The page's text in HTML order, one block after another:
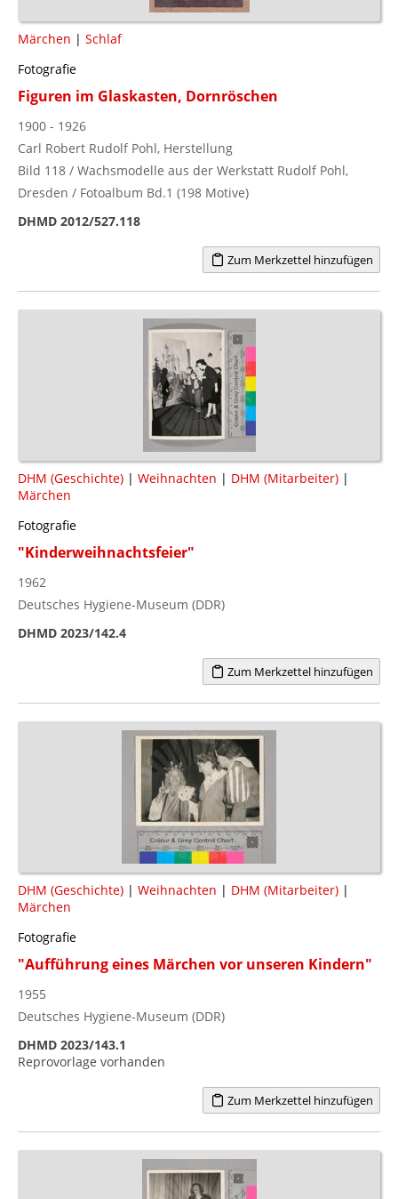
Märchen | Schlaf
Fotografie
Figuren im Glaskasten, Dornröschen
1900 - 1926
Carl Robert Rudolf Pohl, Herstellung
Bild 118 / Wachsmodelle aus der Werkstatt Rudolf Pohl,
Dresden / Fotoalbum Bd.1 (198 Motive)
DHMD 2012/527.118
Zum Merkzettel hinzufügen
DHM (Geschichte) | Weihnachten | DHM (Mitarbeiter) |
Märchen
Fotografie
"Kinderweihnachtsfeier"
1962
Deutsches Hygiene-Museum (DDR)
DHMD 2023/142.4
Zum Merkzettel hinzufügen
DHM (Geschichte) | Weihnachten | DHM (Mitarbeiter) |
Märchen
Fotografie
"Aufführung eines Märchen vor unseren Kindern"
1955
Deutsches Hygiene-Museum (DDR)
DHMD 2023/143.1
Reprovorlage vorhanden
Zum Merkzettel hinzufügen